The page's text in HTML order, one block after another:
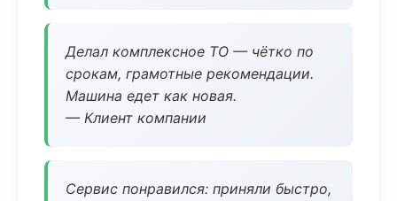
Делал комплексное ТО — чётко по
срокам, грамотные рекомендации.
Машина едет как новая.
— Клиент компании
Сервис понравился: приняли быстро,